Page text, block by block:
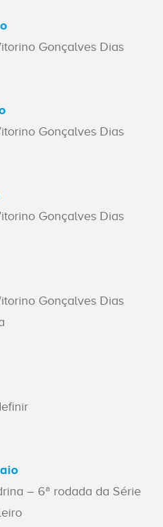
Gonçalves Dias
Gonçalves Dias
Gonçalves Dias
Gonçalves Dias
– 6ª rodada da Série